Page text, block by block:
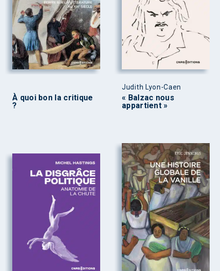
À quoi bon la critique
?
Judith Lyon-Caen
« Balzac nous
appartient »